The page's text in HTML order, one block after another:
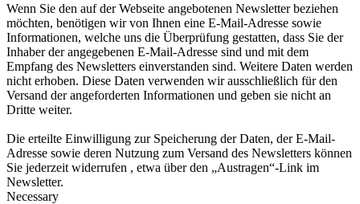
Wenn Sie den auf der Webseite angebotenen Newsletter beziehen
möchten, benötigen wir von Ihnen eine E-Mail-Adresse sowie
Informationen, welche uns die Überprüfung gestatten, dass Sie der
Inhaber der angegebenen E-Mail-Adresse sind und mit dem
Empfang des Newsletters einverstanden sind. Weitere Daten werden
nicht erhoben. Diese Daten verwenden wir ausschließlich für den
Versand der angeforderten Informationen und geben sie nicht an
Dritte weiter.
Die erteilte Einwilligung zur Speicherung der Daten, der E-Mail-
Adresse sowie deren Nutzung zum Versand des Newsletters können
Sie jederzeit widerrufen , etwa über den „Austragen“-Link im
Newsletter.
Necessary